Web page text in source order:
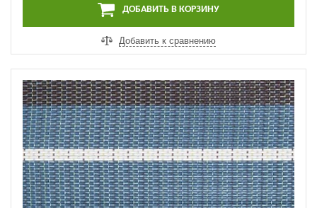
ДОБАВИТЬ В КОРЗИНУ
Добавить к сравнению